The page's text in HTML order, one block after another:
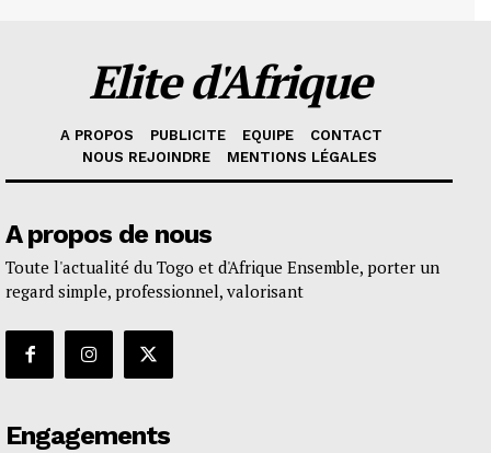
Elite d'Afrique
A PROPOS PUBLICITE EQUIPE
CONTACT
NOUS REJOINDRE
MENTIONS LÉGALES
A propos de nous
Toute l'actualité du Togo et d'Afrique Ensemble, porter un
regard simple, professionnel, valorisant
Engagements